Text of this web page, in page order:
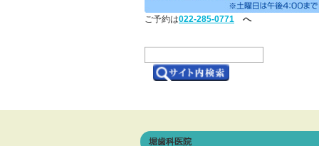
ご予約は022-285-0771 へ
堀歯科医院